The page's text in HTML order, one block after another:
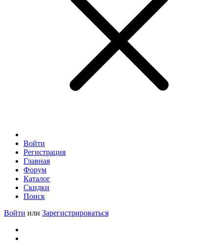
Войти
Регистрация
Главная
Форум
Каталог
Скидки
Поиск
Войти или Зарегистрироваться